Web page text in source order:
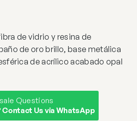
de vidrio y resina de
de oro brillo, base metálica
de acrílico acabado opal
Questions
Contact Us via WhatsApp